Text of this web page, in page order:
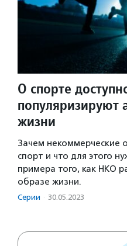
О спорте
популяризируют
жизни
Зачем некоммерческие
спорт и что для этого
примера того, как НКО
образе жизни.
Серии · 30.05.2023